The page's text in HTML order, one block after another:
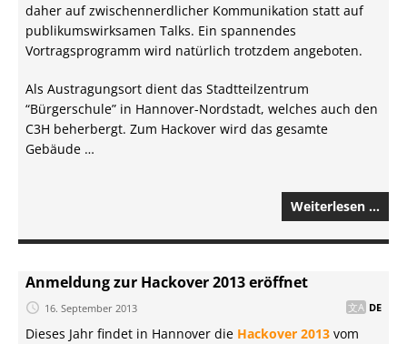
daher auf zwischennerdlicher Kommunikation statt auf
publikumswirksamen Talks. Ein spannendes
Vortragsprogramm wird natürlich trotzdem angeboten.
Als Austragungsort dient das Stadtteilzentrum
“Bürgerschule” in Hannover-Nordstadt, welches auch den
C3H beherbergt. Zum Hackover wird das gesamte
Gebäude …
Weiterlesen …
Anmeldung zur Hackover 2013 eröffnet
16. September 2013 DE
Dieses Jahr findet in Hannover die Hackover 2013 vom